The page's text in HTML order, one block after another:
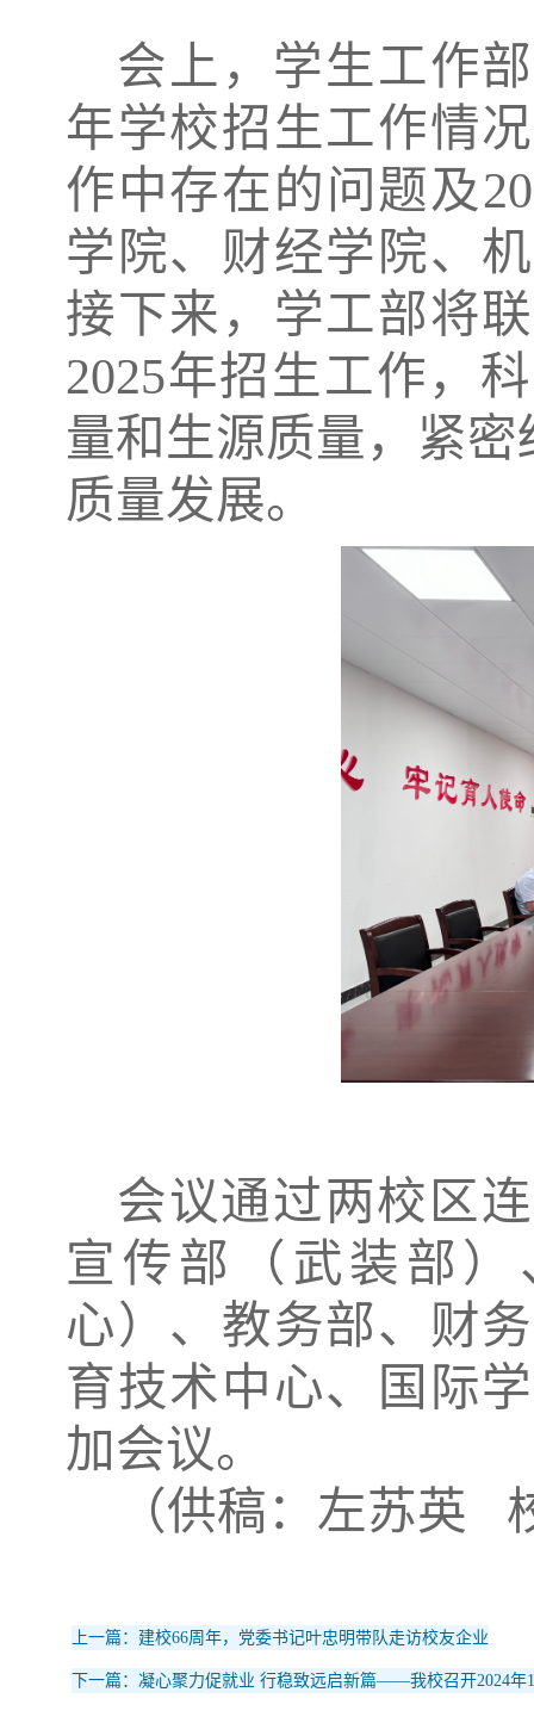
会上，学生工作
年学校招生工作情
作中存在的问题及
学院、 财经学院、
接下来，学工部将
2025年招生工作，
量和生源质量，紧
质量发展。
会议通过两校区
宣传部（武装部
心）、教务部、财
育技术中心、国际
加会议。
（供稿：左苏英
上一篇：建校66周年，党委书记叶忠明带队走访校友企业
下一篇：凝心聚力促就业 行稳致远启新篇——我校召开2024年